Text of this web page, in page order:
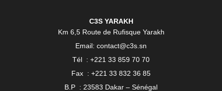
C3S YARAKH
Km 6,5 Route de Rufisque Yarakh
Email: contact@c3s.sn
Tél : +221 33 859 70 70
Fax : +221 33 832 36 85
B.P : 23583 Dakar – Sénégal